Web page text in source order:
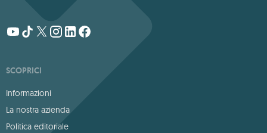
SCOPRICI
Informazioni
La nostra azienda
Politica editoriale